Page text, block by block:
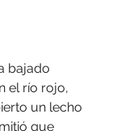
bajado
el río rojo,
un lecho
que